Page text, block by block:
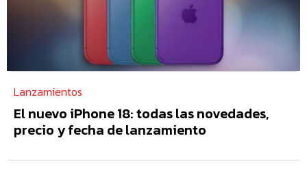
Lanzamientos
El nuevo iPhone 18: todas las novedades,
precio y fecha de lanzamiento